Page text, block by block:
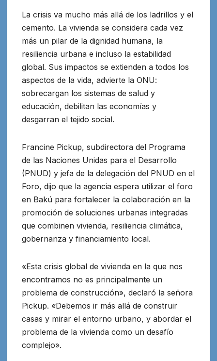
La crisis va mucho más allá de los ladrillos y el
cemento. La vivienda se considera cada vez
más un pilar de la dignidad humana, la
resiliencia urbana e incluso la estabilidad
global. Sus impactos se extienden a todos los
aspectos de la vida, advierte la ONU:
sobrecargan los sistemas de salud y
educación, debilitan las economías y
desgarran el tejido social.
Francine Pickup, subdirectora del Programa
de las Naciones Unidas para el Desarrollo
(PNUD) y jefa de la delegación del PNUD en el
Foro, dijo que la agencia espera utilizar el foro
en Bakú para fortalecer la colaboración en la
promoción de soluciones urbanas integradas
que combinen vivienda, resiliencia climática,
gobernanza y financiamiento local.
«Esta crisis global de vivienda en la que nos
encontramos no es principalmente un
problema de construcción», declaró la señora
Pickup. «Debemos ir más allá de construir
casas y mirar el entorno urbano, y abordar el
problema de la vivienda como un desafío
complejo».